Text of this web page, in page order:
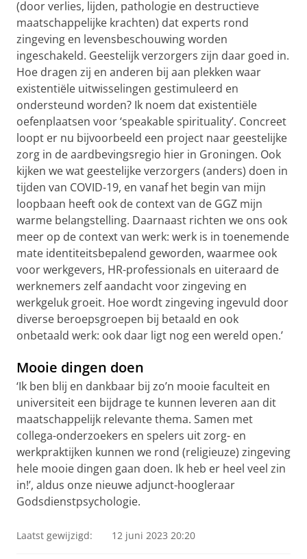
(door verlies, lijden, pathologie en destructieve
maatschappelijke krachten) dat experts rond
zingeving en levensbeschouwing worden
ingeschakeld. Geestelijk verzorgers zijn daar goed in.
Hoe dragen zij en anderen bij aan plekken waar
existentiële uitwisselingen gestimuleerd en
ondersteund worden? Ik noem dat existentiële
oefenplaatsen voor ‘speakable spirituality’. Concreet
loopt er nu bijvoorbeeld een project naar geestelijke
zorg in de aardbevingsregio hier in Groningen. Ook
kijken we wat geestelijke verzorgers (anders) doen in
tijden van COVID-19, en vanaf het begin van mijn
loopbaan heeft ook de context van de GGZ mijn
warme belangstelling. Daarnaast richten we ons ook
meer op de context van werk: werk is in toenemende
mate identiteitsbepalend geworden, waarmee ook
voor werkgevers, HR-professionals en uiteraard de
werknemers zelf aandacht voor zingeving en
werkgeluk groeit. Hoe wordt zingeving ingevuld door
diverse beroepsgroepen bij betaald en ook
onbetaald werk: ook daar ligt nog een wereld open.’
Mooie dingen doen
‘Ik ben blij en dankbaar bij zo’n mooie faculteit en
universiteit een bijdrage te kunnen leveren aan dit
maatschappelijk relevante thema. Samen met
collega-onderzoekers en spelers uit zorg- en
werkpraktijken kunnen we rond (religieuze) zingeving
hele mooie dingen gaan doen. Ik heb er heel veel zin
in!’, aldus onze nieuwe adjunct-hoogleraar
Godsdienstpsychologie.
Laatst gewijzigd: 12 juni 2023 20:20